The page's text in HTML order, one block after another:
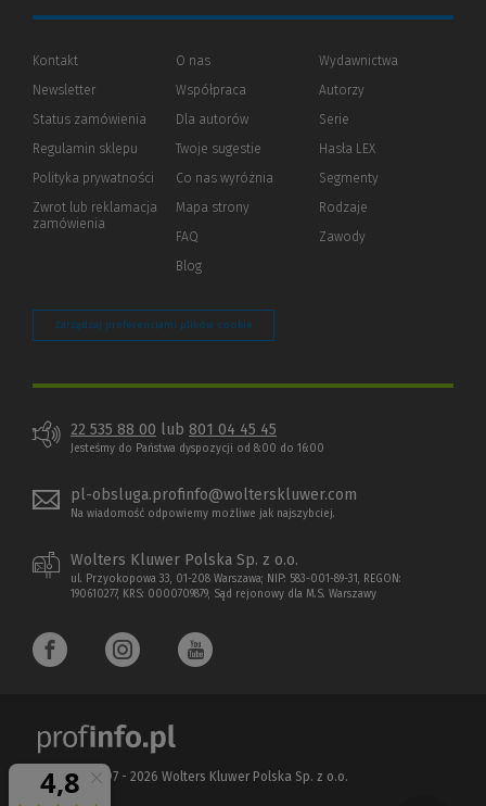
Kontakt
Newsletter
Status zamówienia
Regulamin sklepu
Polityka prywatności (Nowe
(Link
innej
Zwrot lub reklamacja
zamówienia
O nas
Współpraca
Dla autorów(Nowe
(Link
innej
strony)
Twoje sugestie
Co nas wyróżnia
Mapa strony
FAQ
Blog
Wydawnictwa
Autorzy
Serie
Hasła LEX
Segmenty
Rodzaje
Zawody
Zarządzaj preferencjami plików cookie
22 535 88 00 lub 801 04 45 45
Jesteśmy do Państwa dyspozycji od 8:00 do 16:00
pl-obsluga.profinfo@wolterskluwer.com
Na wiadomość odpowiemy możliwe jak najszybciej.
Wolters Kluwer Polska Sp. z o.o.
ul. Przyokopowa 33, 01-208 Warszawa; NIP: 583-001-89-31, REGON:
190610277, KRS: 0000709879, Sąd rejonowy dla M.S. Warszawy
Copyright 1997 - 2026 Wolters Kluwer Polska Sp. z o.o.